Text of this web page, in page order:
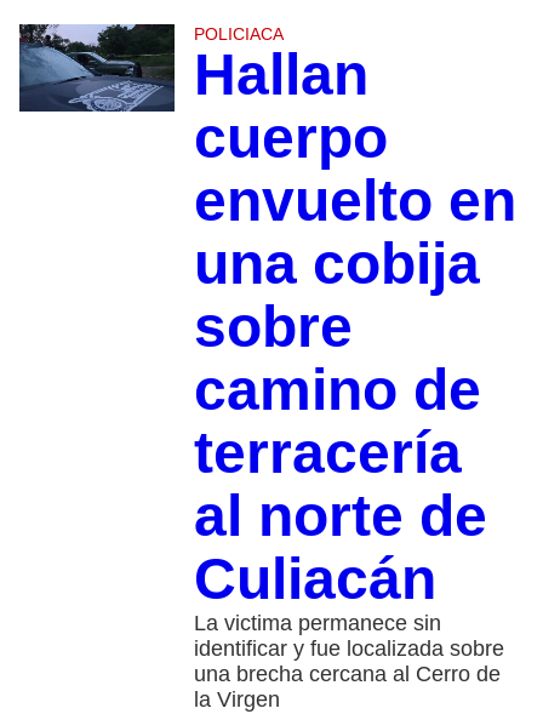
POLICIACA
Hallan
cuerpo
envuelto en
una cobija
sobre
camino de
terracería
al norte de
Culiacán
La victima permanece sin
identificar y fue localizada sobre
una brecha cercana al Cerro de
la Virgen